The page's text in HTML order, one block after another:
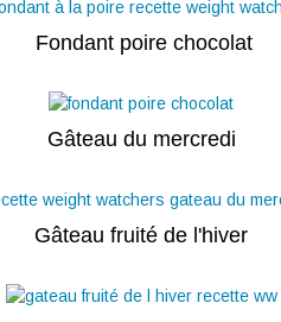
Fondant poire chocolat
Gâteau du mercredi
Gâteau fruité de l'hiver